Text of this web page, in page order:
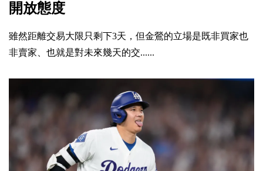
開放態度
雖然距離交易大限只剩下3天，但金鶯的立場是既非買家也
非賣家、也就是對未來幾天的交......